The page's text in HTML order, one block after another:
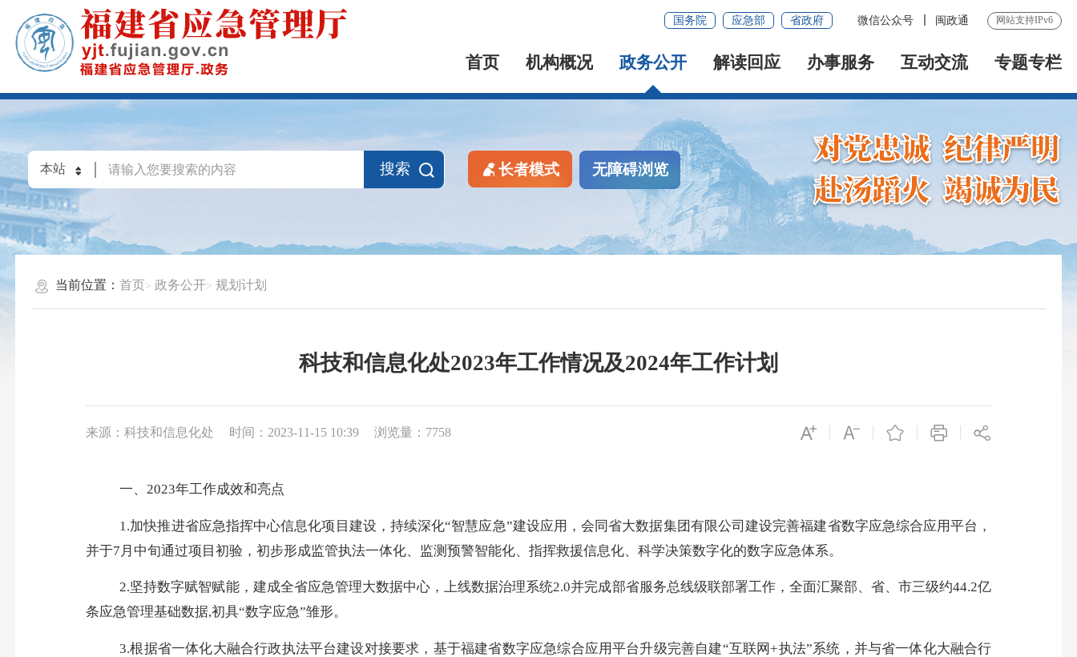
国务院 应急部 省政府 微信公众号 闽政通 网站支持IPv6
首页 机构概况 政务公开 解读回应 办事服务 互动交流 专题专栏
搜索 长者模式 无障碍浏览
当前位置：首页 政务公开 规划计划
科技和信息化处2023年工作情况及2024年工作计划
来源：科技和信息化处 时间：2023-11-15 10:39 浏览量：7758
一、2023年工作成效和亮点
1.加快推进省应急指挥中心信息化项目建设，持续深化“智慧应急”建设应用，会同省大数据集团有限公司建设完善福建省数字应急综合应用平台，
并于7月中旬通过项目初验 ，初步形成监管执法一体化、监测预警智能化、指挥救援信息化、科学决策数字化的数字应急体系。
2.坚持数字赋智赋能，建成全省应急管理大数据中心，上线数据治理系统2.0并完成部省服务总线级联部署工作，全面汇聚部、省、市三级约44.2亿
条应急管理基础数据,初具“数字应急”雏形。
3.根据省一体化大融合行政执法平台建设对接要求，基于福建省数字应急综合应用平台升级完善自建“互联网+执法”系统，并与省一体化大融合行